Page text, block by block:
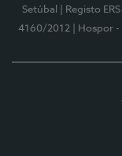
Setúbal
| Registo
4160/2012
| Hospor